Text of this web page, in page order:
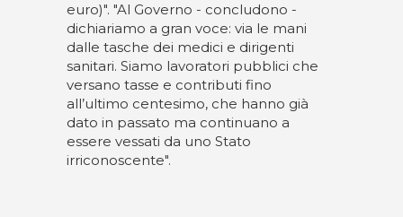
euro)". "Al Governo - concludono -
dichiariamo a gran voce: via le mani
dalle tasche dei medici e dirigenti
sanitari. Siamo lavoratori pubblici che
versano tasse e contributi fino
all’ultimo centesimo, che hanno già
dato in passato ma continuano a
essere vessati da uno Stato
irriconoscente".